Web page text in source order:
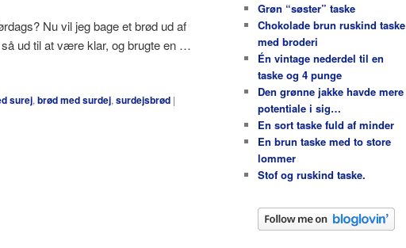
Nu vil jeg bage et brød ud af
ud til at være klar, og brugte en …
surej, brød med surdej, surdejsbrød |
Grøn “søster” taske
Chokolade brun ruskind taske
med broderi
Én vintage nederdel til en
taske og 4 punge
Den grønne jakke havde mere
potentiale i sig…
En sort taske fuld af minder
En brun taske med to store
lommer
Stof og ruskind taske.